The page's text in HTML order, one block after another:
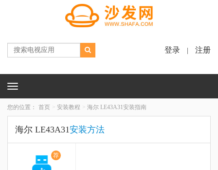
登录 注册
Toggle
您的位置： 首页 安装教程 海尔 LE43A31安装指南
海尔 LE43A31安装方法
荐